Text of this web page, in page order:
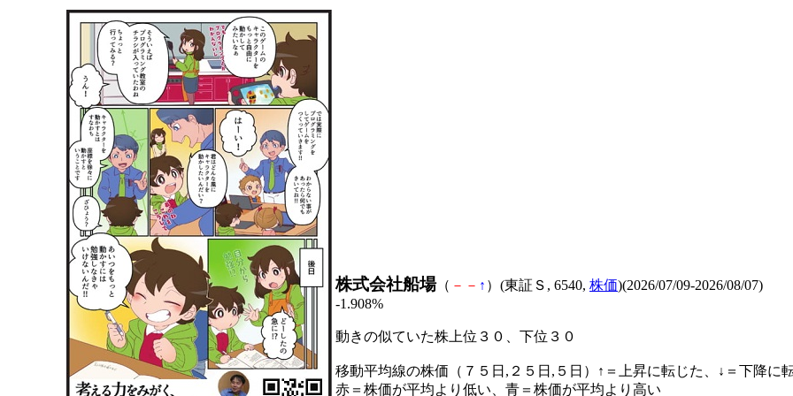
株式会社船場（ － － ↑ ）(東証Ｓ, 6540, 株価)(2026/07/09-2026/08/07)
-1.908%
動きの似ていた株上位３０、下位３０
移動平均線の株価（７５日,２５日,５日）↑＝上昇に転じた、↓＝下降に
赤＝株価が平均より低い、青＝株価が平均より高い